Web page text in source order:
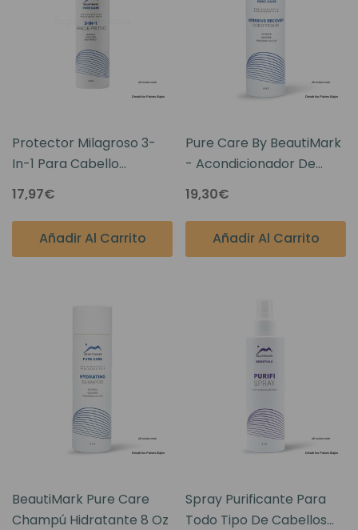
Protector Milagroso 3-
In-1 Para Cabello
Humano Y Mezclas 8oz. -
Pure Care By BeautiMark
17,97€
Añadir Al Carrito
Pure Care By BeautiMark
- Acondicionador De
Reparación Intensiva
Para Cabello Humano Y
Mezclas 126ml
19,30€
Añadir Al Carrito
BeautiMark Pure Care
Champú Hidratante 8 Oz
Spray Purificante Para
Todo Tipo De Cabellos